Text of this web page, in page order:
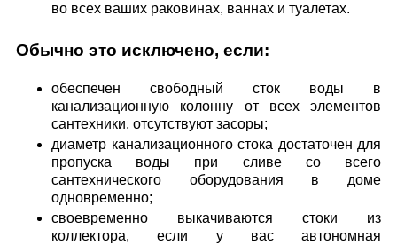
во всех ваших раковинах, ваннах и туалетах.
Обычно это исключено, если:
обеспечен свободный сток воды в
канализационную колонну от всех элементов
сантехники, отсутствуют засоры;
диаметр канализационного стока достаточен для
пропуска воды при сливе со всего
сантехнического оборудования в доме
одновременно;
своевременно выкачиваются стоки из
коллектора, если у вас автономная